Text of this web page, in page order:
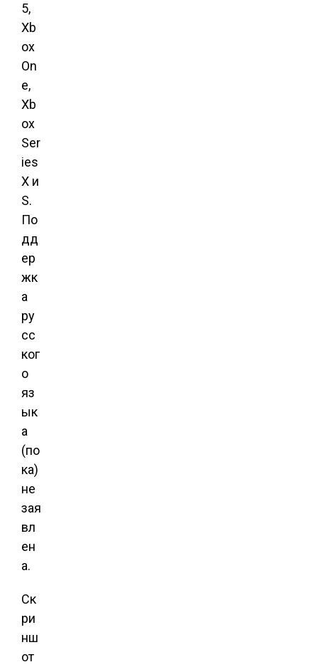
5,
Xb
ox
On
e,
Xb
ox
Ser
ies
X и
S.
По
дд
ер
жк
а
ру
сс
ког
о
яз
ык
а
(по
ка)
не
зая
вл
ен
а.
Ск
ри
нш
от